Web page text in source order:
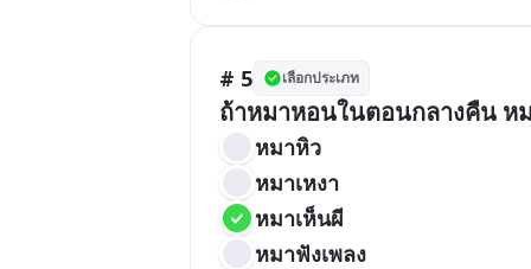
# 5 เลือกประเภท
ถ้าหมาหอนในตอนกลางคืน ห
หมาหิว
หมาเหงา
หมาเห็นผี
หมาฟังเพลง